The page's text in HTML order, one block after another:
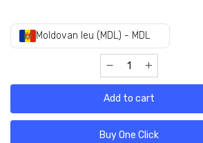
Moldovan leu (MDL) - MDL
Add to cart
Buy One Click